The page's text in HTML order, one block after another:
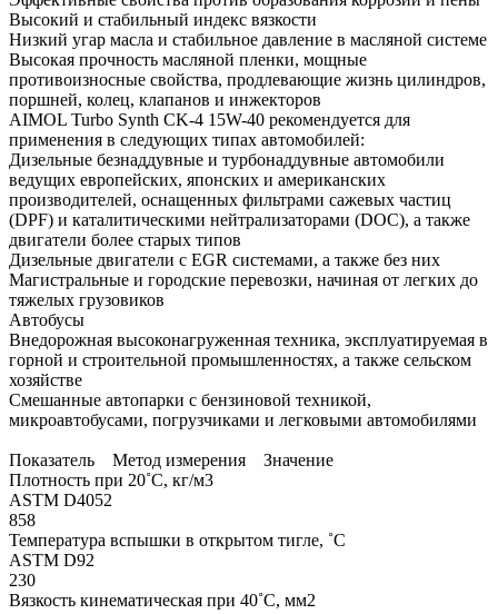
Высокий и стабильный индекс вязкости
Низкий угар масла и стабильное давление в масляной системе
Высокая прочность масляной пленки, мощные
противоизносные свойства, продлевающие жизнь цилиндров,
поршней, колец, клапанов и инжекторов
AIMOL Turbo Synth CK-4 15W-40 рекомендуется для
применения в следующих типах автомобилей:
Дизельные безнаддувные и турбонаддувные автомобили
ведущих европейских, японских и американских
производителей, оснащенных фильтрами сажевых частиц
(DPF) и каталитическими нейтрализаторами (DOC), а также
двигатели более старых типов
Дизельные двигатели с EGR системами, а также без них
Магистральные и городские перевозки, начиная от легких до
тяжелых грузовиков
Автобусы
Внедорожная высоконагруженная техника, эксплуатируемая в
горной и строительной промышленностях, а также сельском
хозяйстве
Cмешанные автопарки с бензиновой техникой,
микроавтобусами, погрузчиками и легковыми автомобилями
Показатель Метод измерения Значение
Плотность при 20˚C, кг/м3
ASTM D4052
858
Температура вспышки в открытом тигле, ˚C
ASTM D92
230
Вязкость кинематическая при 40˚C, мм2